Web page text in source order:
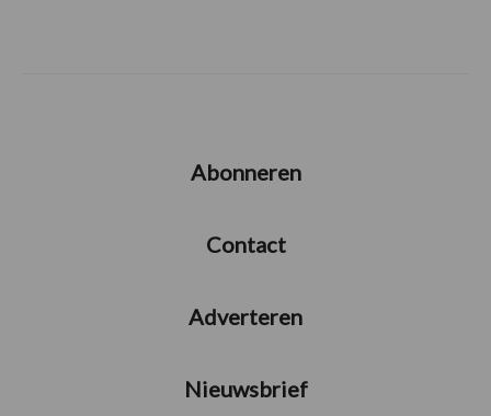
Abonneren
Contact
Adverteren
Nieuwsbrief